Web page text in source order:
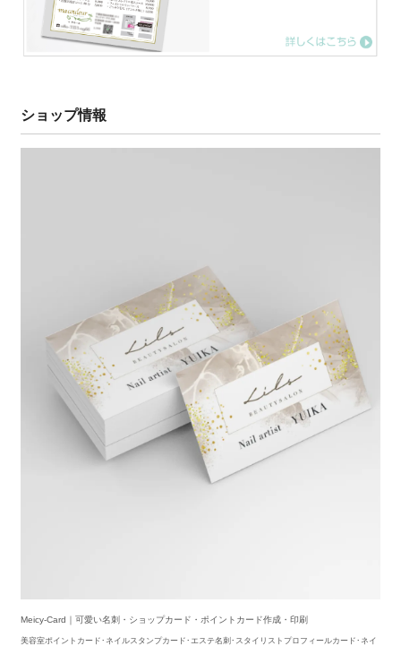
ショップ情報
Meicy-Card｜可愛い名刺・ショップカード・ポイントカード作成・印刷
美容室ポイントカード･ネイルスタンプカード･エステ名刺･スタイリストプロフィールカード･ネイ